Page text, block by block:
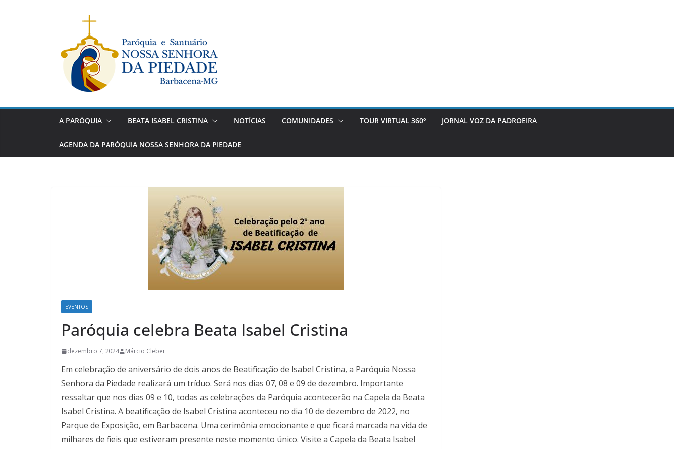
A PARÓQUIA BEATA ISABEL CRISTINA NOTÍCIAS COMUNIDADES TOUR VIRTUAL 360º JORNAL VOZ DA PADROEIRA
AGENDA DA PARÓQUIA NOSSA SENHORA DA PIEDADE
EVENTOS
Paróquia celebra Beata Isabel Cristina
dezembro 7, 2024 Márcio Cleber
Em celebração de aniversário de dois anos de Beatificação de Isabel Cristina, a Paróquia Nossa
Senhora da Piedade realizará um tríduo. Será nos dias 07, 08 e 09 de dezembro. Importante
ressaltar que nos dias 09 e 10, todas as celebrações da Paróquia acontecerão na Capela da Beata
Isabel Cristina. A beatificação de Isabel Cristina aconteceu no dia 10 de dezembro de 2022, no
Parque de Exposição, em Barbacena. Uma cerimônia emocionante e que ficará marcada na vida de
milhares de fieis que estiveram presente neste momento único. Visite a Capela da Beata Isabel